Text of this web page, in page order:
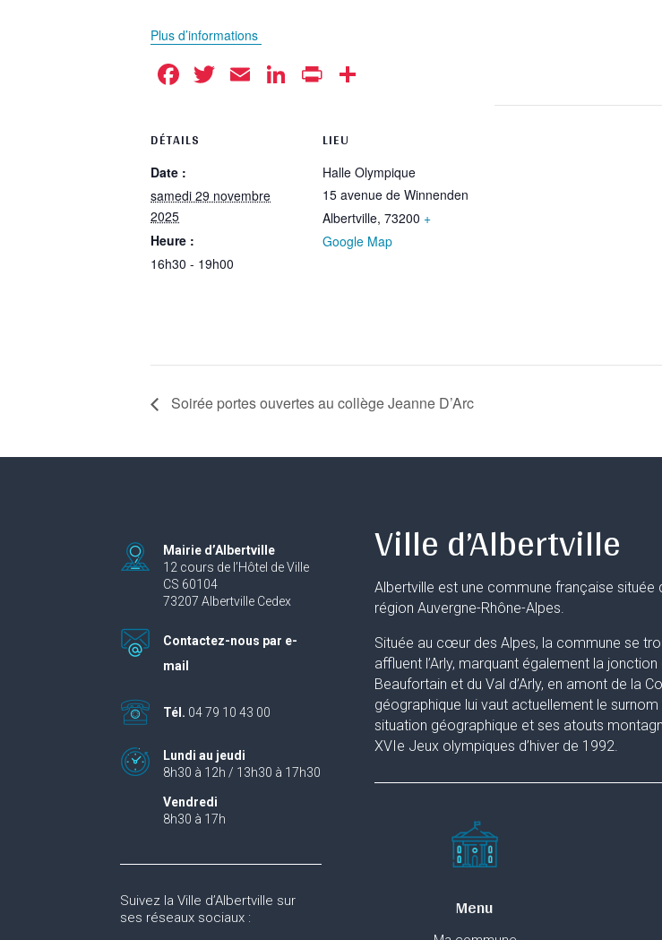
Plus d’informations
Facebook
Twitter
EmailLinkedIn
Print
DÉTAILS
Date :
samedi 29 novembre
2025
Heure :
16h30 - 19h00
LIEU
Halle Olympique
15 avenue de Winnenden
Albertville, 73200 +
Google Map
Soirée portes ouvertes au collège Jeanne D’Arc
Mairie d’Albertville
12 cours de l’Hôtel de Ville
CS 60104
73207 Albertville Cedex
Contactez-nous par e-
mail
Tél. 04 79 10 43 00
Lundi au jeudi
8h30 à 12h / 13h30 à 17h30
Vendredi
8h30 à 17h
Suivez la Ville d’Albertville sur
ses réseaux sociaux :
Ville d’Albertville
Albertville est une commune française
région Auvergne-Rhône-Alpes.
Située au cœur des Alpes, la commune se
affluent l’Arly, marquant également la
Beaufortain et du Val d’Arly, en amont de la
géographique lui vaut actuellement le
situation géographique et ses atouts
XVIe Jeux olympiques d’hiver de 1992.
Menu